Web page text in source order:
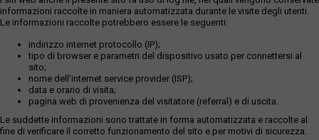
informazioni raccolte in maniera automatizzata durante le visite degli utenti.
Le informazioni raccolte potrebbero essere le seguenti:
indirizzo internet protocollo (IP);
tipo di browser e parametri del dispositivo usato per connettersi al
sito;
nome dell'internet service provider (ISP);
data e orario di visita;
pagina web di provenienza del visitatore (referral) e di uscita.
Le suddette informazioni sono trattate in forma automatizzata e raccolte al
fine di verificare il corretto funzionamento del sito e per motivi di sicurezza.